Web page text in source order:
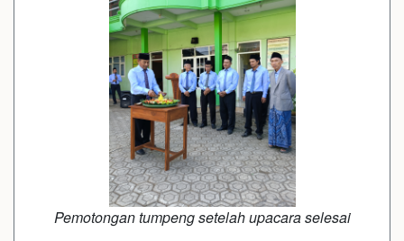
Pemotongan tumpeng setelah upacara selesai